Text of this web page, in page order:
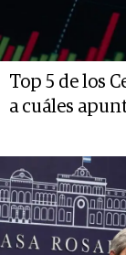
Top 5 de los
a cuáles